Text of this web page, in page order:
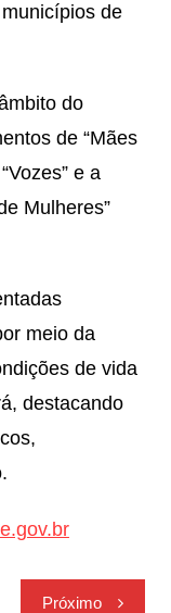
de
do
de “Mães
e a
Mulheres”
meio da
de vida
destacando
Próximo